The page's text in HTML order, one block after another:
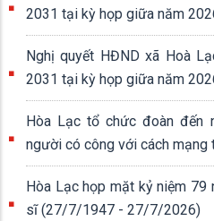
2031 tại kỳ họp giữa năm
Nghị quyết HĐND xã Hoà
2031 tại kỳ họp giữa năm
Hòa Lạc tổ chức đoàn đến
người có công với cách mạng
Hòa Lạc họp mặt kỷ niệm 79
sĩ (27/7/1947 - 27/7/2026)